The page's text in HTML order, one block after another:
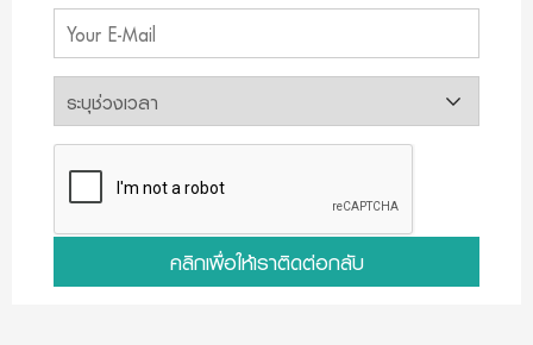
คลิกเพื่อให้เราติดต่อกลับ